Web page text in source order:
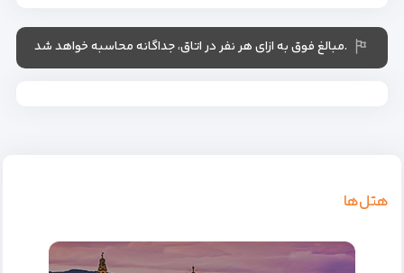
.مبالغ فوق به ازای هر نفر در اتاق، جداگانه محاسبه خواهد شد
هتل‌ها